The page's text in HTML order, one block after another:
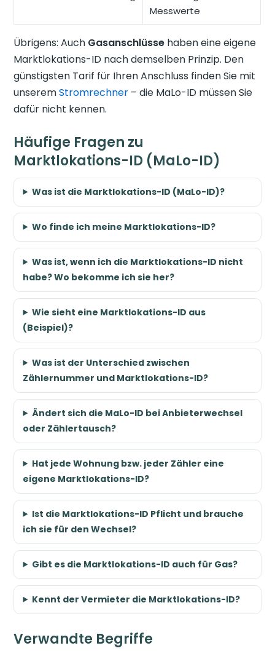
Messwerte
Übrigens: Auch Gasanschlüsse haben eine eigene
Marktlokations-ID nach demselben Prinzip. Den
günstigsten Tarif für Ihren Anschluss finden Sie mit
unseremStromrechner – die MaLo-ID müssen Sie
dafür nicht kennen.
Häufige Fragen zu
Marktlokations-ID (MaLo-ID)
Was ist die Marktlokations-ID (MaLo-ID)?
Wo finde ich meine Marktlokations-ID?
Was ist, wenn ich die Marktlokations-ID nicht
habe? Wo bekomme ich sie her?
Wie sieht eine Marktlokations-ID aus
(Beispiel)?
Was ist der Unterschied zwischen
Zählernummer und Marktlokations-ID?
Ändert sich die MaLo-ID bei Anbieterwechsel
oder Zählertausch?
Hat jede Wohnung bzw. jeder Zähler eine
eigene Marktlokations-ID?
Ist die Marktlokations-ID Pflicht und brauche
ich sie für den Wechsel?
Gibt es die Marktlokations-ID auch für Gas?
Kennt der Vermieter die Marktlokations-ID?
Verwandte Begriffe